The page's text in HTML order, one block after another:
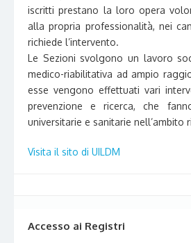
iscritti prestano la loro opera
alla propria professionalità, nei
richiede l’intervento.
Le Sezioni svolgono un lavoro
medico-riabilitativa ad ampio
esse vengono effettuati vari
prevenzione e ricerca, che
universitarie e sanitarie nell’ambito
Visita il sito di UILDM
Accesso ai Registri